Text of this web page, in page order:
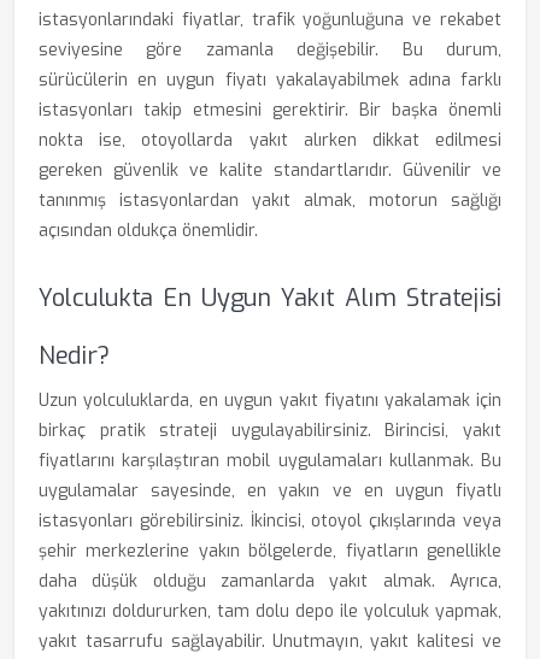
istasyonlarındaki fiyatlar, trafik yoğunluğuna ve rekabet
seviyesine göre zamanla değişebilir. Bu durum,
sürücülerin en uygun fiyatı yakalayabilmek adına farklı
istasyonları takip etmesini gerektirir. Bir başka önemli
nokta ise, otoyollarda yakıt alırken dikkat edilmesi
gereken güvenlik ve kalite standartlarıdır. Güvenilir ve
tanınmış istasyonlardan yakıt almak, motorun sağlığı
açısından oldukça önemlidir.
Yolculukta En Uygun Yakıt Alım Stratejisi
Nedir?
Uzun yolculuklarda, en uygun yakıt fiyatını yakalamak için
birkaç pratik strateji uygulayabilirsiniz. Birincisi, yakıt
fiyatlarını karşılaştıran mobil uygulamaları kullanmak. Bu
uygulamalar sayesinde, en yakın ve en uygun fiyatlı
istasyonları görebilirsiniz. İkincisi, otoyol çıkışlarında veya
şehir merkezlerine yakın bölgelerde, fiyatların genellikle
daha düşük olduğu zamanlarda yakıt almak. Ayrıca,
yakıtınızı doldururken, tam dolu depo ile yolculuk yapmak,
yakıt tasarrufu sağlayabilir. Unutmayın, yakıt kalitesi ve